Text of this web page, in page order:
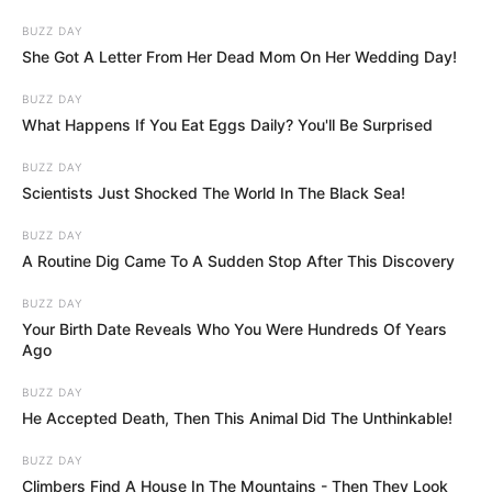
szerepelt, később azonban egyfajta
hátországszerepet vállalt férje karrierjében. Már az
első pillanattól kezdve Orbán Viktor legfőbb
támogatójának bizonyult, könyvében a Nagy Imre
beszédre is kitért.
„Június 16-án a temetést, s így Viktor beszédét is a
ahol akkoriban laktunk, egy recsegő Sokol rádión
hallgattam végig. Amikor Viktor vonattal
anyósomra hagytam, és két etetés között a
Ladájukba vágva magunkat felrobogtunk a
Kisvigadóbeli esti fogadásra, amelyet Vitányi
BUZZ DAY
She Got A Letter From Her Dead Mom On Her Wedding Day!
BUZZ DAY
What Happens If You Eat Eggs Daily? You'll Be Surprised
BUZZ DAY
Scientists Just Shocked The World In The Black Sea!
BUZZ DAY
A Routine Dig Came To A Sudden Stop After This Discovery
BUZZ DAY
Your Birth Date Reveals Who You Were Hundreds Of Years
Ago
BUZZ DAY
He Accepted Death, Then This Animal Did The Unthinkable!
BUZZ DAY
Climbers Find A House In The Mountains - Then They Look